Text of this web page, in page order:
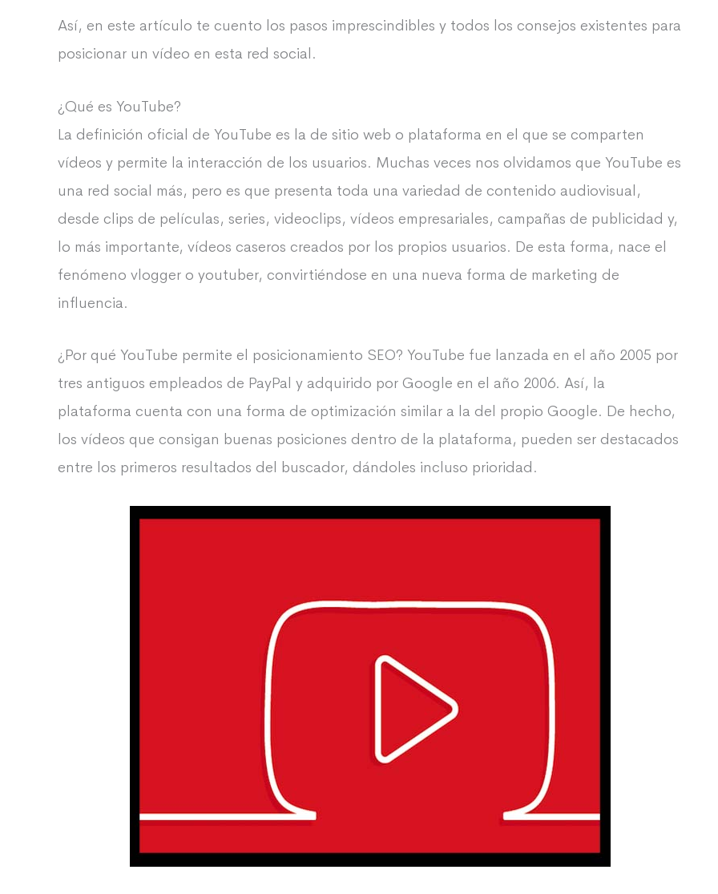
Así, en este artículo te cuento los pasos imprescindibles y todos los consejos existentes para
posicionar un vídeo en esta red social.
¿Qué es YouTube?
La definición oficial de YouTube es la de sitio web o plataforma en el que se comparten
vídeos y permite la interacción de los usuarios. Muchas veces nos olvidamos que YouTube es
una red social más, pero es que presenta toda una variedad de contenido audiovisual,
desde clips de películas, series, videoclips, vídeos empresariales, campañas de publicidad y,
lo más importante, vídeos caseros creados por los propios usuarios. De esta forma, nace el
fenómeno vlogger o youtuber, convirtiéndose en una nueva forma de marketing de
influencia.
¿Por qué YouTube permite el posicionamiento SEO? YouTube fue lanzada en el año 2005 por
tres antiguos empleados de PayPal y adquirido por Google en el año 2006. Así, la
plataforma cuenta con una forma de optimización similar a la del propio Google. De hecho,
los vídeos que consigan buenas posiciones dentro de la plataforma, pueden ser destacados
entre los primeros resultados del buscador, dándoles incluso prioridad.